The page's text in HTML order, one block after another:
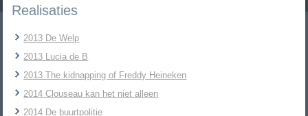
Realisaties
2013 De Welp
2013 Lucia de B
2013 The kidnapping of Freddy Heineken
2014 Clouseau kan het niet alleen
2014 De buurtpolitie